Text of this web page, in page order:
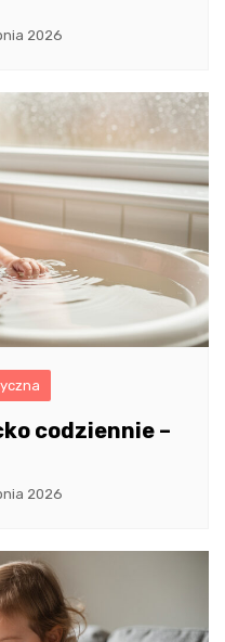
2026
codziennie –
2026